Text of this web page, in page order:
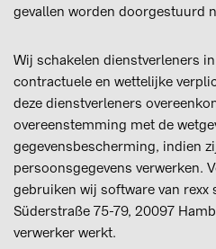
gevallen worden doorgestuurd
Wij schakelen dienstverleners
contractuele en wettelijke
deze dienstverleners
overeenstemming met de
gegevensbescherming, indien
persoonsgegevens verwerken.
gebruiken wij software van rexx
Süderstraße 75-79, 20097
verwerker werkt.